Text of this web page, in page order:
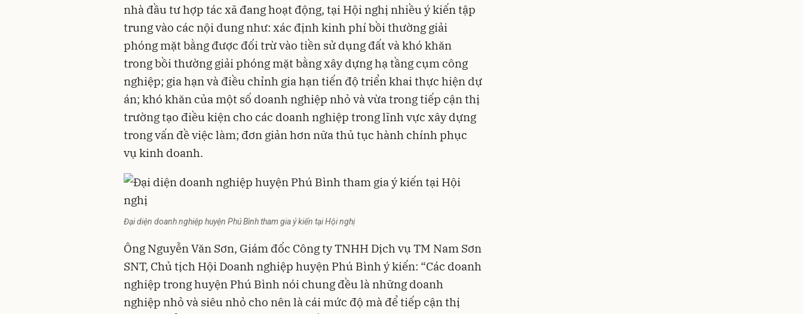
nhà đầu tư hợp tác xã đang hoạt động, tại Hội nghị nhiều ý kiến tập
trung vào các nội dung như: xác định kinh phí bồi thường giải
phóng mặt bằng được đối trừ vào tiền sử dụng đất và khó khăn
trong bồi thường giải phóng mặt bằng xây dựng hạ tầng cụm công
nghiệp; gia hạn và điều chỉnh gia hạn tiến độ triển khai thực hiện dự
án; khó khăn của một số doanh nghiệp nhỏ và vừa trong tiếp cận thị
trường tạo điều kiện cho các doanh nghiệp trong lĩnh vực xây dựng
trong vấn đề việc làm; đơn giản hơn nữa thủ tục hành chính phục
vụ kinh doanh.
Đại diện doanh nghiệp huyện Phú Bình tham gia ý kiến tại Hội nghị
Ông Nguyễn Văn Sơn, Giám đốc Công ty TNHH Dịch vụ TM Nam Sơn
SNT, Chủ tịch Hội Doanh nghiệp huyện Phú Bình ý kiến: “Các doanh
nghiệp trong huyện Phú Bình nói chung đều là những doanh
nghiệp nhỏ và siêu nhỏ cho nên là cái mức độ mà để tiếp cận thị